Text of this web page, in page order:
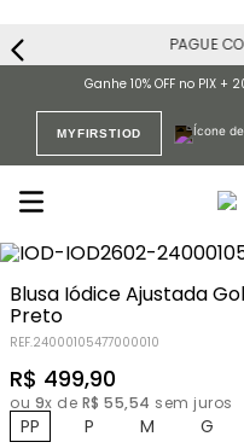
PAGUE
Ganhe 10% OFF no PIX +
MYFIRSTIOD
Blusa Iódice Ajustada
Preto
REF.24000105477000010
R$ 499,90
ou 9x de R$ 55,54 sem juros
PP P M G